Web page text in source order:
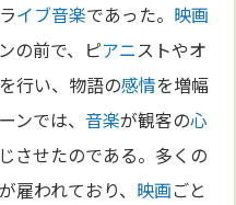
イブ音楽であった。 映画
の前で、ピアニストやオ
行い、物語の感情を増幅
ンでは、音楽が観客の心
させたのである。多くの
雇われており、 映画ごと